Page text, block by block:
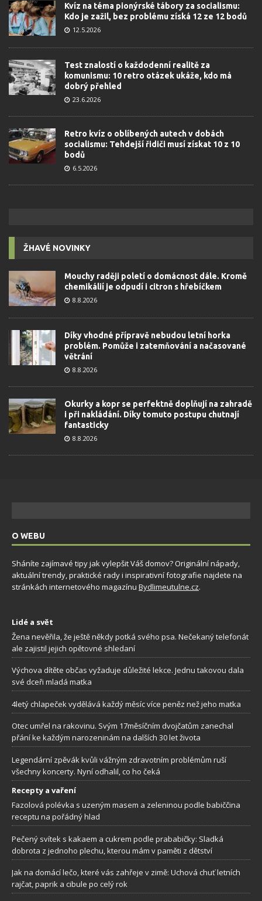
Kvíz na téma pionýrské tábory za socialismu:
Kdo je zažil, bez problému získá 12 ze 12 bodů
12.5.2026
Test znalostí o každodenní realitě za
komunismu: 10 retro otázek ukáže, kdo má
dobrý přehled
23.6.2026
Retro kvíz o oblíbených autech v dobách
socialismu: Tehdejší řidiči musí získat 10 z 10
bodů
6.5.2026
ŽHAVÉ NOVINKY
Mouchy raději poletí o domácnost dále. Kromě
chemikálií je odpudí i citron s hřebíčkem
8.8.2026
Díky vhodné přípravě nebudou letní horka
problém. Pomůže i zatemňování a načasované
větrání
8.8.2026
Okurky a kopr se perfektně doplňují na zahradě
i při nakládání. Díky tomuto postupu chutnají
fantasticky
8.8.2026
O WEBU
Sháníte zajímavé tipy jak vylepšit Váš domov? Originální nápady,
aktuální trendy, praktické rady i inspirativní fotografie najdete na
stránkách internetového magazínu Bydlimeutulne.cz.
Lidé a svět
Žena nevěřila, že ještě někdy potká svého psa. Nečekaný telefonát
ale zajistil jejich opětovné shledaní
Výchova dítěte občas vyžaduje důležité lekce. Jednu takovou dala
své dceři mladá matka
4letý chlapeček vydělává každý měsíc více peněz než jeho matka
Otec umřel na rakovinu. Svým 17měsíčním dvojčatům zanechal
přání ke každým narozeninám na dalších 30 let života
Legendární zpěvák kvůli vážným zdravotním problémům ruší
všechny koncerty. Nyní odhalil, co ho čeká
Recepty a vaření
Fazolová polévka s uzeným masem a zeleninou podle babiččina
receptu na pořádný hlad
Pečený svítek s kakaem a cukrem podle prababičky: Sladká
dobrota z jednoho plechu, kterou mám v paměti z dětství
Jak na domácí lečo, které vás zahřeje v zimě: Uchová chuť letních
rajčat, paprik a cibule po celý rok